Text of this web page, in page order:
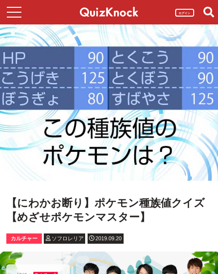
ログイン
【にわかお断り】ポケモン種族値クイズ
【めざせポケモンマスター】
カルチャー ソフロレリア 2019.09.20